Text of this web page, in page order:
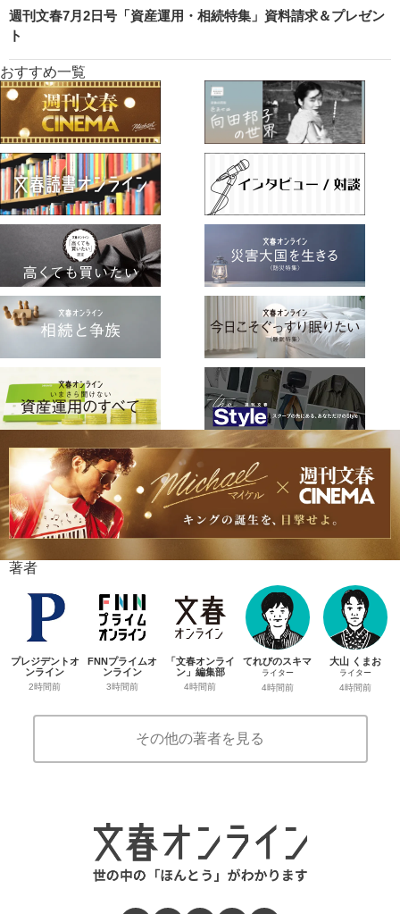
週刊文春7月2日号「資産運用・相続特集」資料請求＆プレゼン
ト
おすすめ一覧
著者
プレジデントオ
ンライン
2時間前
FNNプライムオ
ンライン
3時間前
「文春オンライ
ン」編集部
4時間前
てれびのスキマ
ライター
4時間前
大山 くまお
ライター
4時間前
その他の著者を見る